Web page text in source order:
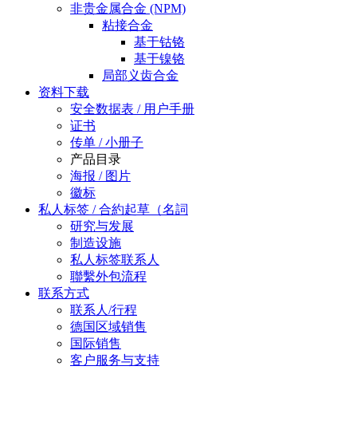
非贵金属合金 (NPM)
粘接合金
基于钴铬
基于镍铬
局部义齿合金
资料下载
安全数据表 / 用户手册
证书
传单 / 小册子
产品目录
海报 / 图片
徽标
私人标签 / 合約起草（名詞
研究与发展
制造设施
私人标签联系人
聯繫外包流程
联系方式
联系人/行程
德国区域销售
国际销售
客户服务与支持